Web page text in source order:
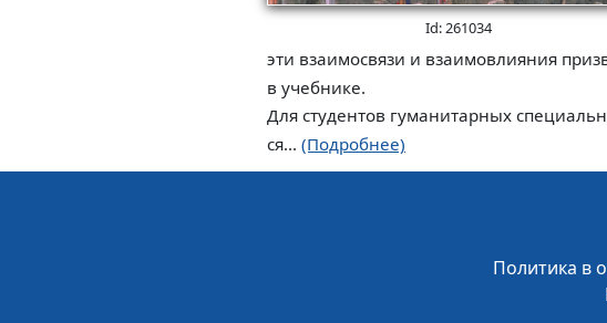
Id: 261034
эти взаимосвязи и взаимовлияния
в учебнике.
Для студентов гуманитарных
ся... (Подробнее)
Политика в